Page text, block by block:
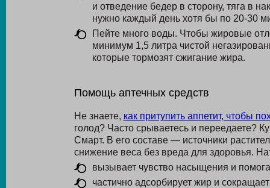
и отведение бедер в сторону, тяга в
нужно каждый день хотя бы по 20-30
Пейте много воды. Чтобы жировые
минимум 1,5 литра чистой
которые тормозят сжигание жира.
Помощь аптечных средств
Не знаете, как притупить аппетит, чтобы
голод? Часто срываетесь и переедаете?
Смарт. В его составе — источники
снижение веса без вреда для здоровья.
вызывает чувство насыщения и
частично адсорбирует жир и